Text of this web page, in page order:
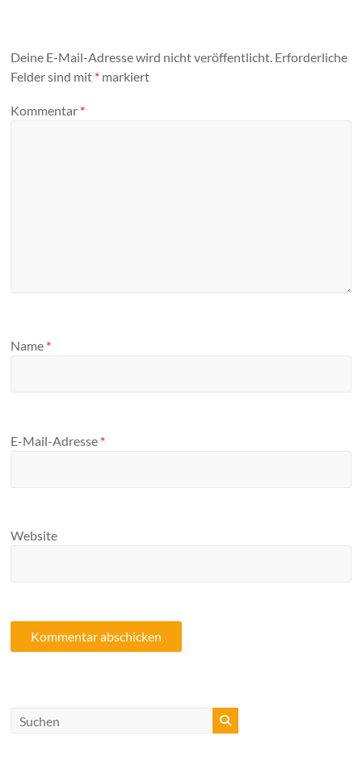
Deine E-Mail-Adresse wird nicht veröffentlicht. Erforderliche
Felder sind mit * markiert
Kommentar *
Name *
E-Mail-Adresse *
Website